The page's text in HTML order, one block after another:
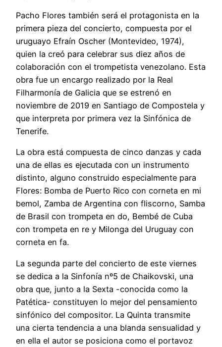
Pacho Flores también será el protagonista en la
primera pieza del concierto, compuesta por el
uruguayo Efraín Oscher (Montevideo, 1974),
quien la creó para celebrar sus diez años de
colaboración con el trompetista venezolano. Esta
obra fue un encargo realizado por la Real
Filharmonía de Galicia que se estrenó en
noviembre de 2019 en Santiago de Compostela y
que interpreta por primera vez la Sinfónica de
Tenerife.
La obra está compuesta de cinco danzas y cada
una de ellas es ejecutada con un instrumento
distinto, alguno construido especialmente para
Flores: Bomba de Puerto Rico con corneta en mi
bemol, Zamba de Argentina con fliscorno, Samba
de Brasil con trompeta en do, Bembé de Cuba
con trompeta en re y Milonga del Uruguay con
corneta en fa.
La segunda parte del concierto de este viernes
se dedica a la Sinfonía nº5 de Chaikovski, una
obra que, junto a la Sexta -conocida como la
Patética- constituyen lo mejor del pensamiento
sinfónico del compositor. La Quinta transmite
una cierta tendencia a una blanda sensualidad y
en ella el autor se posiciona como el portavoz